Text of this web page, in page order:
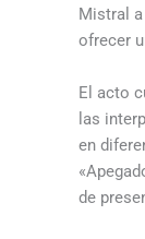
Mistral
ofrecer
El acto
las
en
de